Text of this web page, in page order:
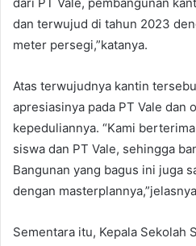
dan terwujud di tahun 2023
meter persegi,”katanya.
Atas terwujudnya kantin
apresiasinya pada PT Vale dan
kepeduliannya. “Kami
siswa dan PT Vale, sehingga
Bangunan yang bagus ini juga
dengan
Sementara itu, Kepala Sekolah